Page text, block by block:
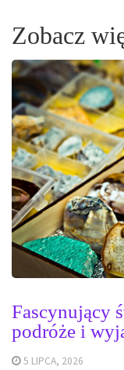
Zobacz
Fascynujący
podróże i
5 LIPCA, 2026